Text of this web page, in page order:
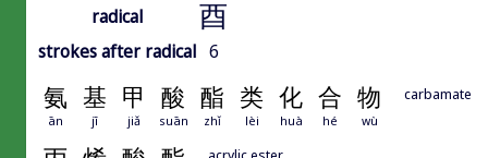
radical
酉
strokes after radical 6
氨 基 甲 酸 酯 类 化 合 物
ān jī jiǎ suān zhǐ lèi huà hé wù
carbamate